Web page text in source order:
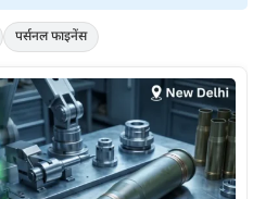
पर्सनल फाइनेंस